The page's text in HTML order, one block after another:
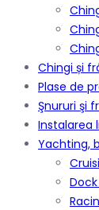
Chingi și
Plase de
Şnururi şi
Instalarea
Yachting,